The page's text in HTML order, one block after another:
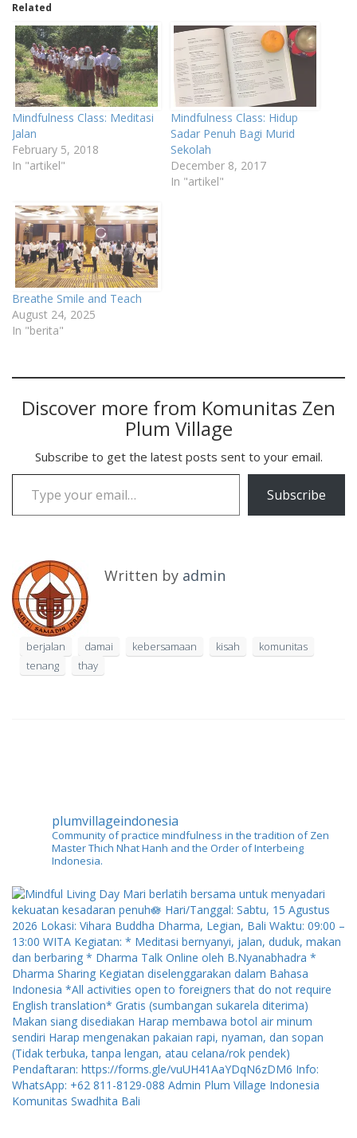
Related
Mindfulness Class: Meditasi
Jalan
February 5, 2018
In "artikel"
Mindfulness Class: Hidup
Sadar Penuh Bagi Murid
Sekolah
December 8, 2017
In "artikel"
Breathe Smile and Teach
August 24, 2025
In "berita"
Discover more from Komunitas Zen
Plum Village
Subscribe to get the latest posts sent to your email.
Type your email…
Subscribe
Written by admin
berjalan damai kebersamaan kisah
komunitas
tenang
thay
plumvillageindonesia
Community of practice mindfulness in the tradition of Zen
Master Thich Nhat Hanh and the Order of Interbeing
Indonesia.